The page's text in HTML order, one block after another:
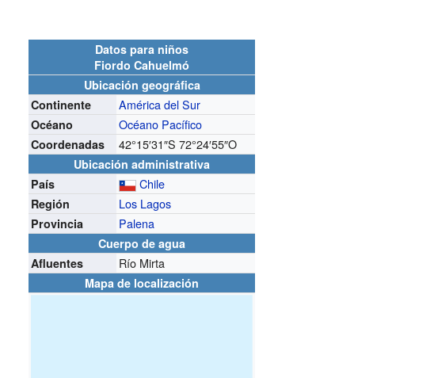
Datos para niños
Fiordo Cahuelmó
Ubicación geográfica
Continente
América del Sur
Océano Océano Pacífico
Coordenadas 42°15′31″S 72°24′55″O
Ubicación administrativa
País
Chile
Región Los Lagos
Provincia Palena
Cuerpo de agua
Afluentes
Río Mirta
Mapa de localización